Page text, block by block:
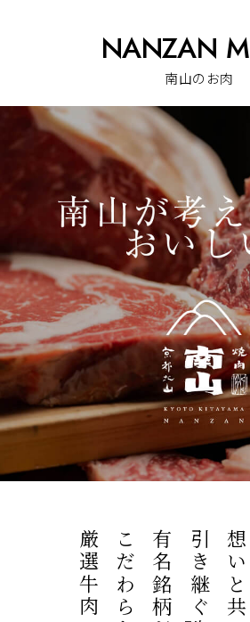
NANZAN
南山のお肉
想いと共に
引き継ぐ
厳選牛肉